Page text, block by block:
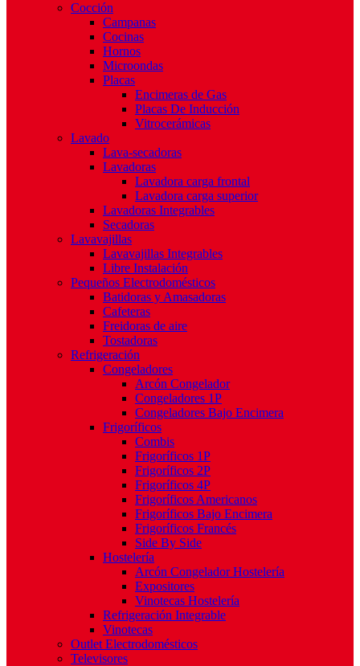
Cocción
Campanas
Cocinas
Hornos
Microondas
Placas
Encimeras de Gas
Placas De Inducción
Vitrocerámicas
Lavado
Lava-secadoras
Lavadoras
Lavadora carga frontal
Lavadora carga superior
Lavadoras Integrables
Secadoras
Lavavajillas
Lavavajillas Integrables
Libre Instalación
Pequeños Electrodomésticos
Batidoras y Amasadoras
Cafeteras
Freidoras de aire
Tostadoras
Refrigeración
Congeladores
Arcón Congelador
Congeladores 1P
Congeladores Bajo Encimera
Frigoríficos
Combis
Frigoríficos 1P
Frigoríficos 2P
Frigoríficos 4P
Frigoríficos Americanos
Frigoríficos Bajo Encimera
Frigoríficos Francés
Side By Side
Hostelería
Arcón Congelador Hostelería
Expositores
Vinotecas Hostelería
Refrigeración Integrable
Vinotecas
Outlet Electrodomésticos
Televisores